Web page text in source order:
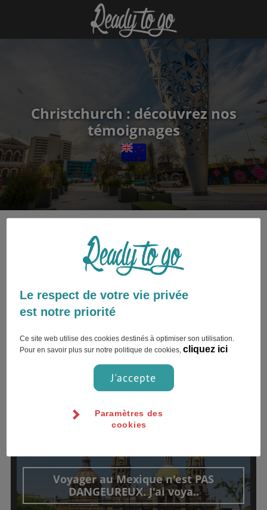
Christchurch : découvrez nos
témoignages
thématique « Généralités » !
DÉPOSER UN TÉMOIGNAGE
TÉMOIGNAGES
julia.serv
Voyager au Mexique n'est PAS
DANGEUREUX. J'ai voya..
Le respect de votre vie privée
est notre priorité
Ce site web utilise des cookies destinés à optimiser son utilisation.
Pour en savoir plus sur notre politique de cookies,cliquez ici
J'accepte
Paramètres des
cookies